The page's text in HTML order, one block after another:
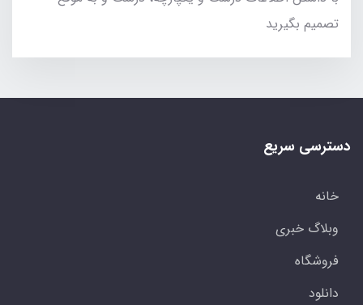
تصمیم بگیرید
دسترسی سریع
خانه
وبلاگ خبری
فروشگاه
دانلود